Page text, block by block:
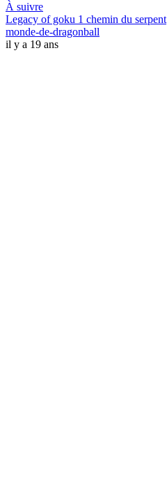
À suivre
Legacy of goku 1 chemin du serpent
monde-de-dragonball
il y a 19 ans